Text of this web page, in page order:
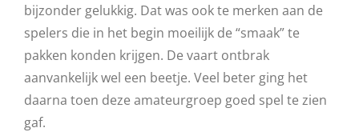
bijzonder gelukkig. Dat was ook te merken aan de
spelers die in het begin moeilijk de “smaak” te
pakken konden krijgen. De vaart ontbrak
aanvankelijk wel een beetje. Veel beter ging het
daarna toen deze amateurgroep goed spel te zien
gaf.